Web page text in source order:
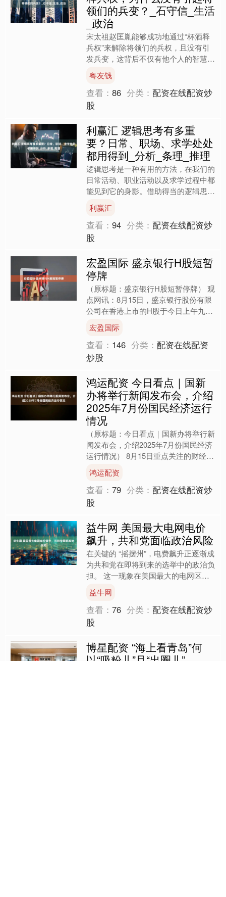
领们的兵变？_石守信_生活
_政治
宋太祖赵匡胤能够成功地通过“杯酒释
兵权”来解除将领们的兵权，且没有引
发兵变，这背后不仅有他个人的智慧和
心理状态密切相关。 杯酒....
粤友钱
查看：86 分类：配资在线配资炒
股
利赢汇 逻辑思考有多重
要？日常、职场、求学处处
都用得到_分析_条理_推理
逻辑思考是一种有用的方法，在我们的
日常活动、职业活动以及求学过程中都
能见到它的身影。借助得当的逻辑思
考，我们可以更顺利地处理难题、进行
判断。接下来，我们来看看它....
利赢汇
查看：94 分类：配资在线配资炒
股
宏盈国际 盛京银行H股短暂
停牌
（原标题：盛京银行H股短暂停牌） 观
点网讯：8月15日，盛京银行股份有限
公司在香港上市的H股于今日上午九时
起短暂停牌。 免责声明：本文内容与
数据由观点根据公开信....
宏盈国际
查看： 146 分类：配资在线配资
炒股
鸿运配资 今日看点｜国新
办将举行新闻发布会，介绍
2025年7月份国民经济运行
情况
（原标题：今日看点｜国新办将举行新
闻发布会，介绍2025年7月份国民经济
运行情况） 8月15日重点关注的财经要
闻与资本市场大事 1、国新办将举行新
闻发布会，介绍....
鸿运配资
查看：79 分类：配资在线配资炒
股
益牛网 美国最大电网电价
飙升，共和党面临政治风险
在关键的 “摇摆州”，电费飙升正逐渐成
为共和党在即将到来的选举中的政治负
担。 这一现象在美国最大的电网区域
（覆盖弗吉尼亚州至伊利诺伊州）表现
得最为明显 —— 该....
益牛网
查看：76 分类：配资在线配资炒
股
博星配资 “海上看青岛”何
以“吸粉儿”且“出圈儿”